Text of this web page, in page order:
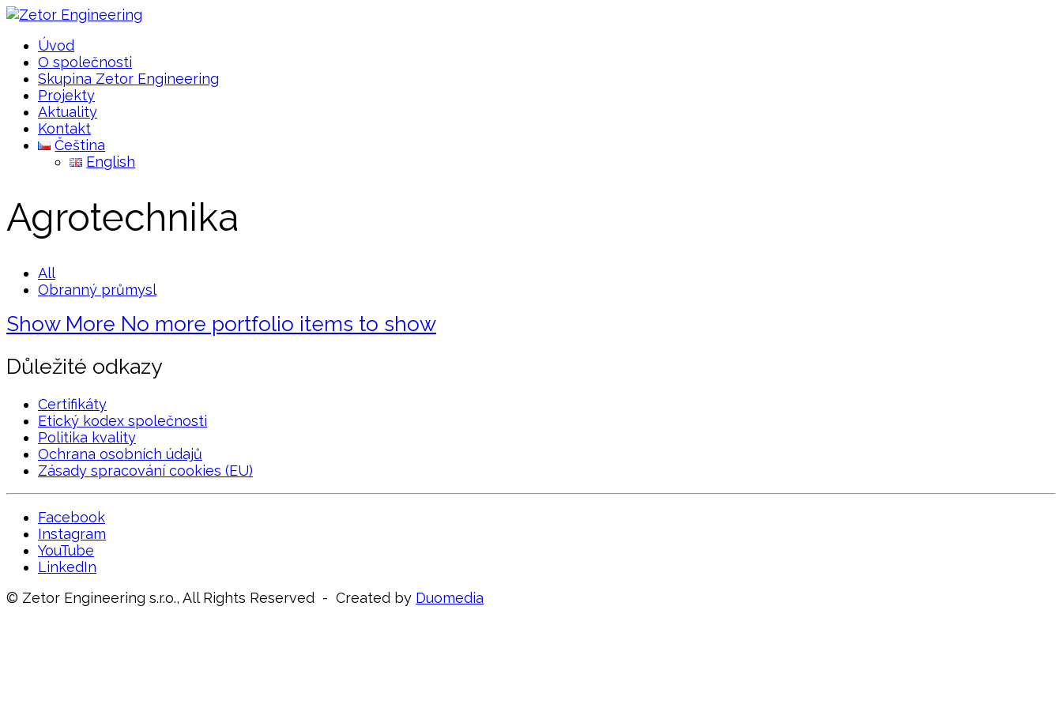
Úvod
O společnosti
Skupina Zetor Engineering
Projekty
Aktuality
Kontakt
Čeština
English
Agrotechnika
All
Obranný průmysl
Show More No more portfolio items to show
Důležité odkazy
Certifikáty
Etický kodex společnosti
Politika kvality
Ochrana osobních údajů
Zásady spracování cookies (EU)
Facebook
Instagram
YouTube
LinkedIn
© Zetor Engineering s.r.o., All Rights Reserved - Created by Duomedia